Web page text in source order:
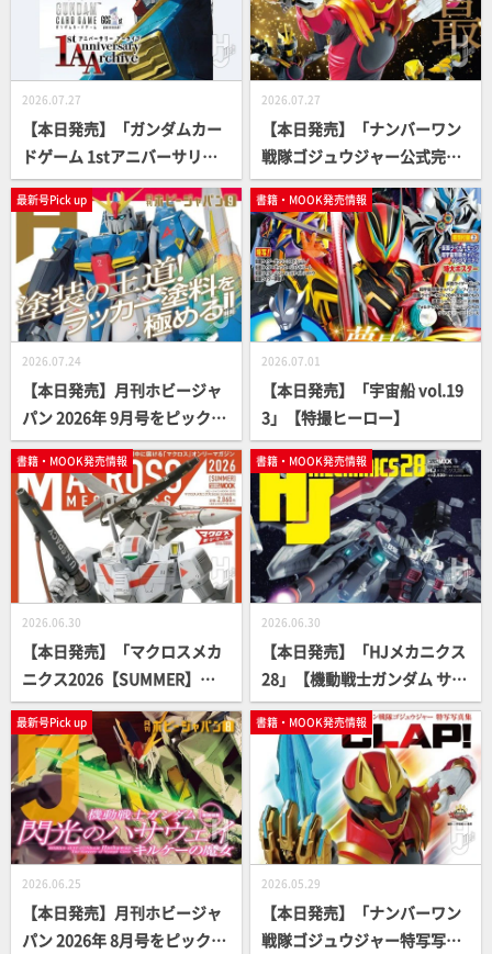
2026.07.27
【本日発売】「ガンダムカー
ドゲーム 1stアニバーサリー
アーカイブ」【ガンダム】
2026.07.27
【本日発売】「ナンバーワン
戦隊ゴジュウジャー公式完全
読本」【スーパー戦隊】
最新号Pick up
2026.07.24
【本日発売】月刊ホビージャ
パン 2026年 9月号をピックア
ップ！
書籍・MOOK発売情報
2026.07.01
【本日発売】「宇宙船 vol.19
3」【特撮ヒーロー】
書籍・MOOK発売情報
2026.06.30
【本日発売】「マクロスメカ
ニクス2026【SUMMER】」
【VF-1 バルキリー】
書籍・MOOK発売情報
2026.06.30
【本日発売】「HJメカニクス
28」【機動戦士ガンダム サン
ダーボルト】
最新号Pick up
2026.06.25
【本日発売】月刊ホビージャ
パン 2026年 8月号をピックア
書籍・MOOK発売情報
2026.05.29
【本日発売】「ナンバーワン
戦隊ゴジュウジャー特写写真